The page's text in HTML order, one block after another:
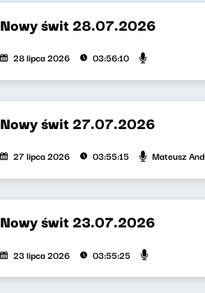
Nowy świt 28.07.2026
28 lipca 2026 03:56:10
Nowy świt 27.07.2026
27 lipca 2026 03:55:15 Mateusz
Nowy świt 23.07.2026
23 lipca 2026 03:55:25